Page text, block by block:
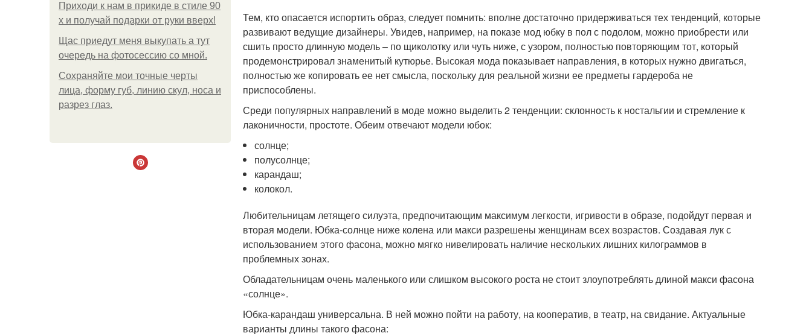
Приходи к нам в прикиде в стиле 90
х и получай подарки от руки вверх!
Щас приедут меня выкупать а тут
очередь на фотосессию со мной.
Сохраняйте мои точные черты
лица, форму губ, линию скул, носа и
разрез глаз.
Тем, кто опасается испортить образ, следует помнить: вполне достаточно придерживаться тех тенденций, которые
развивают ведущие дизайнеры. Увидев, например, на показе мод юбку в пол с подолом, можно приобрести или
сшить просто длинную модель – по щиколотку или чуть ниже, с узором, полностью повторяющим тот, который
продемонстрировал знаменитый кутюрье. Высокая мода показывает направления, в которых нужно двигаться,
полностью же копировать ее нет смысла, поскольку для реальной жизни ее предметы гардероба не
приспособлены.
Среди популярных направлений в моде можно выделить 2 тенденции: склонность к ностальгии и стремление к
лаконичности, простоте. Обеим отвечают модели юбок:
солнце;
полусолнце;
карандаш;
колокол.
Любительницам летящего силуэта, предпочитающим максимум легкости, игривости в образе, подойдут первая и
вторая модели. Юбка-солнце ниже колена или макси разрешены женщинам всех возрастов. Создавая лук с
использованием этого фасона, можно мягко нивелировать наличие нескольких лишних килограммов в
проблемных зонах.
Обладательницам очень маленького или слишком высокого роста не стоит злоупотреблять длиной макси фасона
«солнце».
Юбка-карандаш универсальна. В ней можно пойти на работу, на кооператив, в театр, на свидание. Актуальные
варианты длины такого фасона: